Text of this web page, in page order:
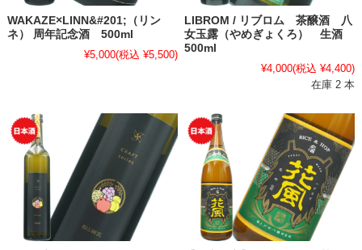
WAKAZE×LINN&#201;（リン
ネ） 周年記念酒 500ml
¥5,000(税込 ¥5,500)
LIBROM / リブロム 茶醸酒 八
女玉露（やめぎょくろ） 生酒
500ml
¥4,000(税込 ¥4,400)
在庫 2 本